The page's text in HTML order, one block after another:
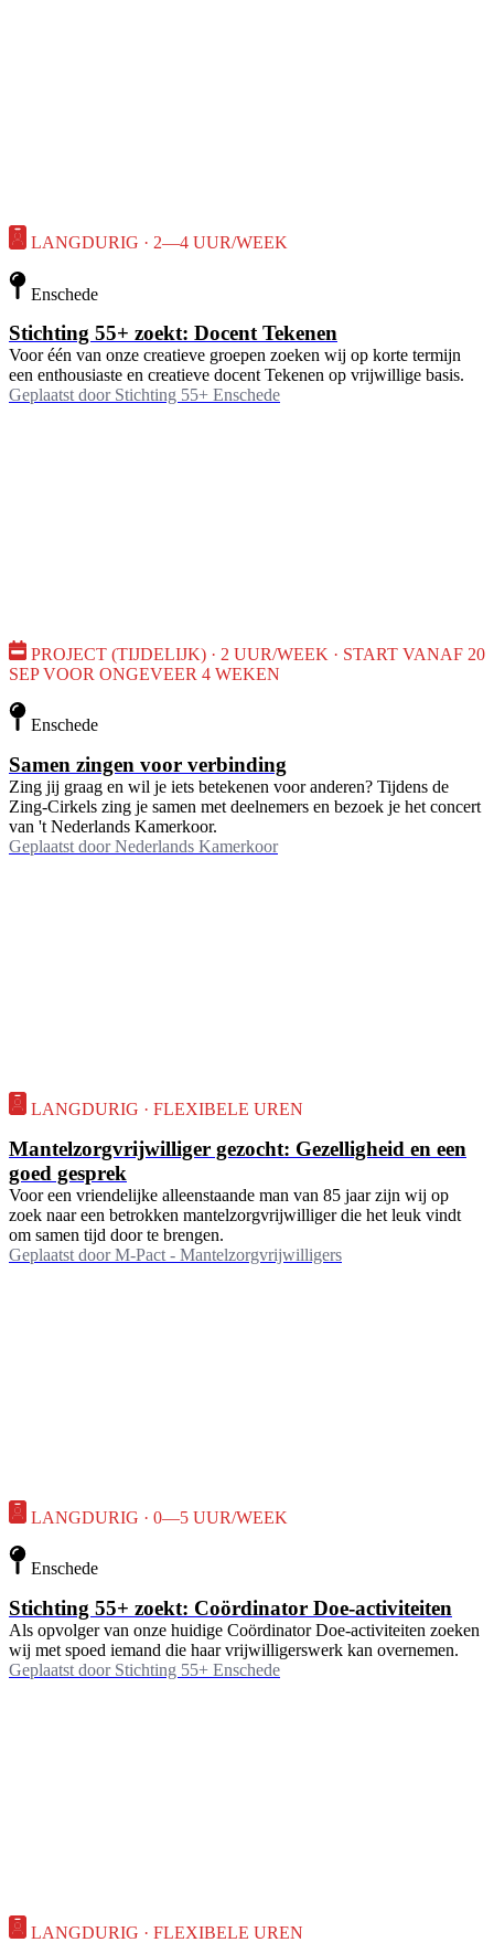
LANGDURIG · 2—4 UUR/WEEK
Enschede
Stichting 55+ zoekt: Docent Tekenen
Voor één van onze creatieve groepen zoeken wij op korte termijn
een enthousiaste en creatieve docent Tekenen op vrijwillige basis.
Geplaatst door Stichting 55+ Enschede
PROJECT (TIJDELIJK) · 2 UUR/WEEK · START VANAF 20
SEP VOOR ONGEVEER 4 WEKEN
Enschede
Samen zingen voor verbinding
Zing jij graag en wil je iets betekenen voor anderen? Tijdens de
Zing-Cirkels zing je samen met deelnemers en bezoek je het concert
van 't Nederlands Kamerkoor.
Geplaatst door Nederlands Kamerkoor
LANGDURIG · FLEXIBELE UREN
Mantelzorgvrijwilliger gezocht: Gezelligheid en een
goed gesprek
Voor een vriendelijke alleenstaande man van 85 jaar zijn wij op
zoek naar een betrokken mantelzorgvrijwilliger die het leuk vindt
om samen tijd door te brengen.
Geplaatst door M-Pact - Mantelzorgvrijwilligers
LANGDURIG · 0—5 UUR/WEEK
Enschede
Stichting 55+ zoekt: Coördinator Doe-activiteiten
Als opvolger van onze huidige Coördinator Doe-activiteiten zoeken
wij met spoed iemand die haar vrijwilligerswerk kan overnemen.
Geplaatst door Stichting 55+ Enschede
LANGDURIG · FLEXIBELE UREN